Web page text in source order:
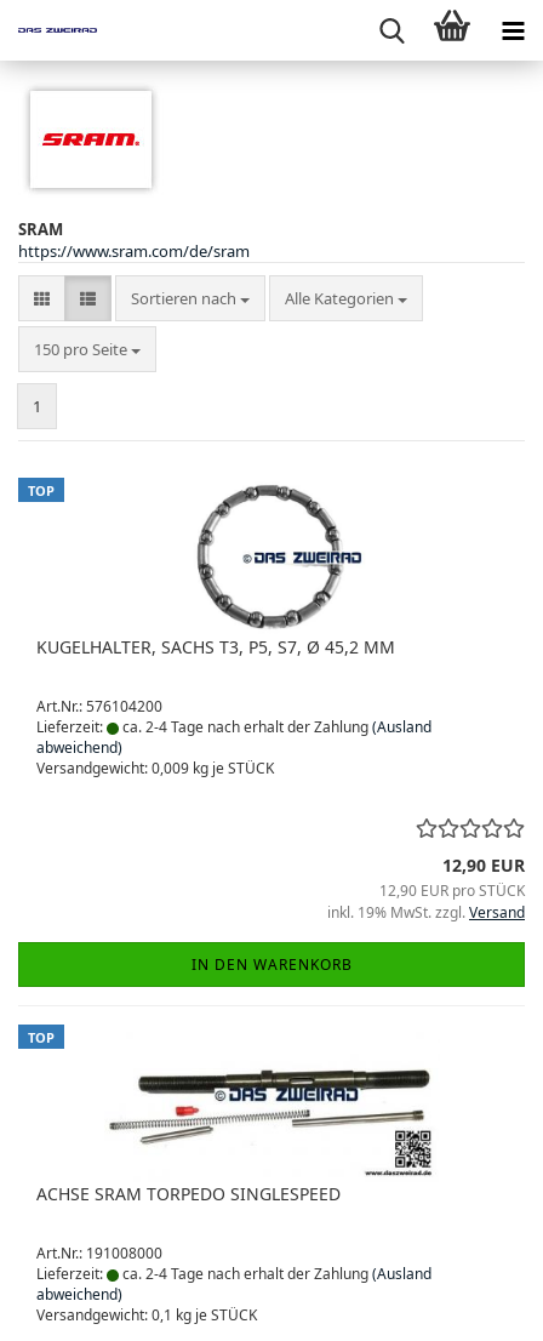
SRAM
https://www.sram.com/de/sram
Sortieren nach
Sortieren nach Alle Kategorien
150 pro Seite
pro Seite
1
TOP
KUGELHALTER, SACHS T3, P5, S7, Ø 45,2 MM
Art.Nr.: 576104200
Lieferzeit:
ca. 2-4 Tage nach erhalt der Zahlung(Ausland
abweichend)
Versandgewicht:0,009 kg je STÜCK
12,90 EUR
12,90 EUR pro STÜCK
inkl. 19% MwSt. zzgl.Versand
IN DEN WARENKORB
TOP
ACHSE SRAM TORPEDO SINGLESPEED
Art.Nr.: 191008000
Lieferzeit:
ca. 2-4 Tage nach erhalt der Zahlung(Ausland
abweichend)
Versandgewicht:0,1 kg je STÜCK